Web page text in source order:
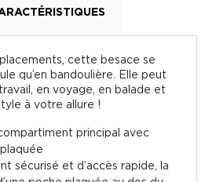
cette besace se
qu’en bandoulière. Elle peut
en voyage, en balade et
à votre allure !
principal avec
sécurisé et d’accès rapide, la